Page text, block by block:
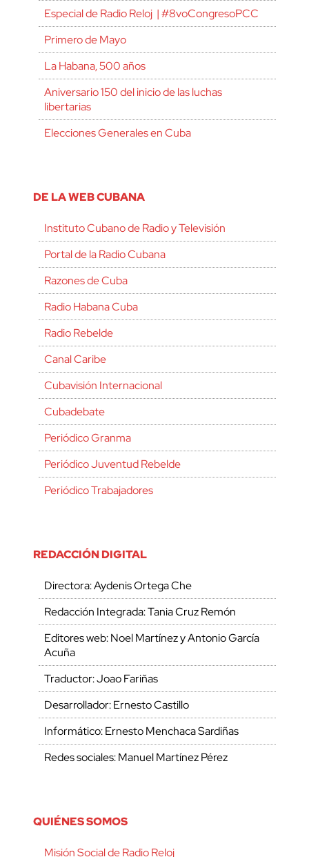
Especial de Radio Reloj | #8voCongresoPCC
Primero de Mayo
La Habana, 500 años
Aniversario 150 del inicio de las luchas
libertarias
Elecciones Generales en Cuba
DE LA WEB CUBANA
Instituto Cubano de Radio y Televisión
Portal de la Radio Cubana
Razones de Cuba
Radio Habana Cuba
Radio Rebelde
Canal Caribe
Cubavisión Internacional
Cubadebate
Periódico Granma
Periódico Juventud Rebelde
Periódico Trabajadores
REDACCIÓN DIGITAL
Directora: Aydenis Ortega Che
Redacción Integrada: Tania Cruz Remón
Editores web: Noel Martínez y Antonio García
Acuña
Traductor: Joao Fariñas
Desarrollador: Ernesto Castillo
Informático: Ernesto Menchaca Sardiñas
Redes sociales: Manuel Martínez Pérez
QUIÉNES SOMOS
Misión Social de Radio Reloj